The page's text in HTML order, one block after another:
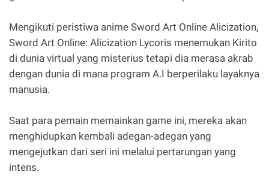
Mengikuti peristiwa anime Sword Art Online Alicization,
Sword Art Online: Alicization Lycoris menemukan Kirito
di dunia virtual yang misterius tetapi dia merasa akrab
dengan dunia di mana program A.I berperilaku layaknya
manusia.
Saat para pemain memainkan game ini, mereka akan
menghidupkan kembali adegan-adegan yang
mengejutkan dari seri ini melalui pertarungan yang
intens.